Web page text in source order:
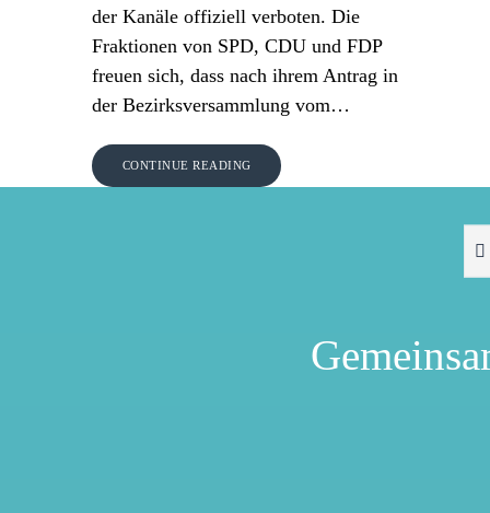
der Kanäle offiziell verboten. Die
Fraktionen von SPD, CDU und FDP
freuen sich, dass nach ihrem Antrag in
der Bezirksversammlung vom…
CONTINUE READING